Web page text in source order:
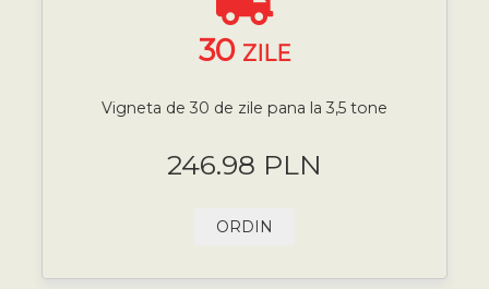
30 ZILE
Vigneta de 30 de zile pana la 3,5 tone
246.98 PLN
ORDIN